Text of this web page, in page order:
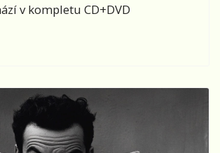
v kompletu CD+DVD